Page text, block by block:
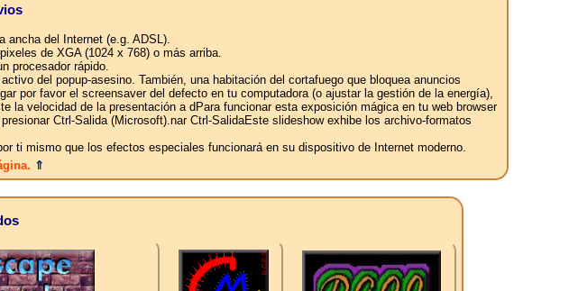
ancha del Internet (e.g. ADSL).
de XGA (1024 x 768) o más arriba.
procesador rápido.
del popup-asesino. También, una habitación del cortafuego que bloquea anuncios
por favor el screensaver del defecto en tu computadora (o ajustar la gestión de la energía),
velocidad de la presentación a dPara funcionar esta exposición mágica en tu web browser
Ctrl-Salida (Microsoft).nar Ctrl-SalidaEste slideshow exhibe los archivo-formatos
ti mismo que los efectos especiales funcionará en su dispositivo de Internet moderno.
⇑